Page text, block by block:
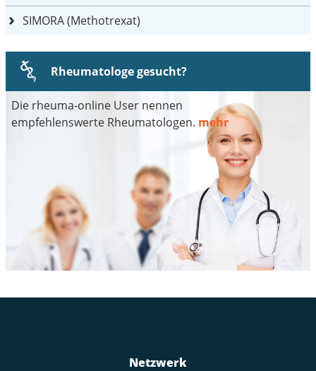
SIMORA (Methotrexat)
Rheumatologe gesucht?
Die rheuma-online User nennen
empfehlenswerte Rheumatologen. mehr
Netzwerk